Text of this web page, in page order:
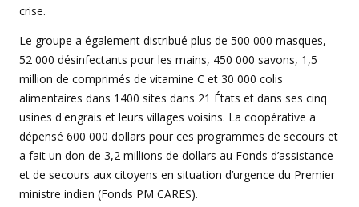
crise.
Le groupe a également distribué plus de 500 000 masques,
52 000 désinfectants pour les mains, 450 000 savons, 1,5
million de comprimés de vitamine C et 30 000 colis
alimentaires dans 1400 sites dans 21 États et dans ses cinq
usines d'engrais et leurs villages voisins. La coopérative a
dépensé 600 000 dollars pour ces programmes de secours et
a fait un don de 3,2 millions de dollars au Fonds d’assistance
et de secours aux citoyens en situation d’urgence du Premier
ministre indien (Fonds PM CARES).